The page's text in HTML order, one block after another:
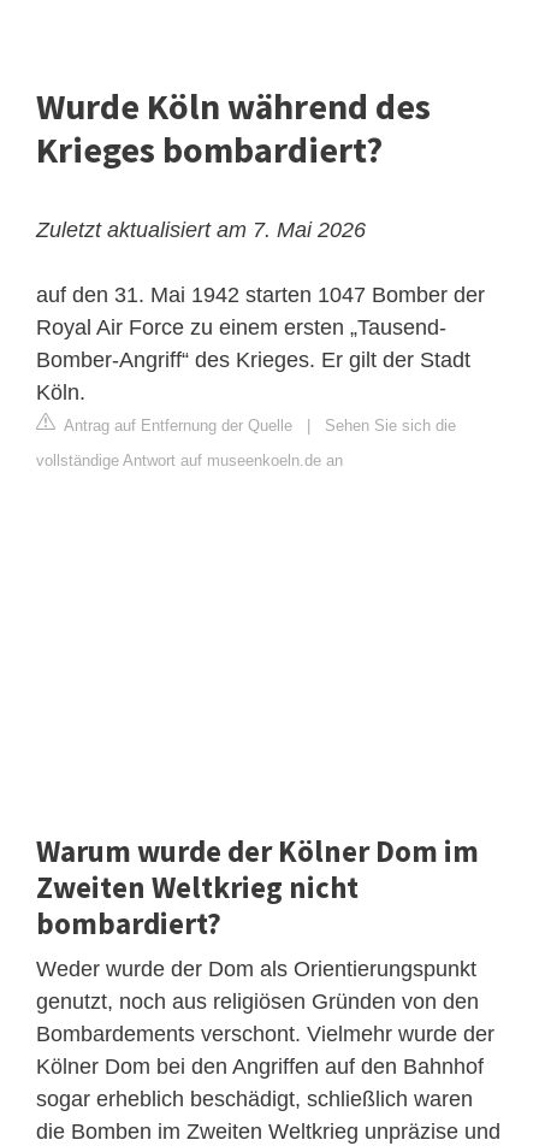
Wurde Köln während des
Krieges bombardiert?
Zuletzt aktualisiert am 7. Mai 2026
auf den 31. Mai 1942 starten 1047 Bomber der
Royal Air Force zu einem ersten „Tausend-
Bomber-Angriff“ des Krieges. Er gilt der Stadt
Köln.
Antrag auf Entfernung der Quelle
Sehen Sie sich die
vollständige Antwort auf museenkoeln.de an
Warum wurde der Kölner Dom im
Zweiten Weltkrieg nicht
bombardiert?
Weder wurde der Dom als Orientierungspunkt
genutzt, noch aus religiösen Gründen von den
Bombardements verschont. Vielmehr wurde der
Kölner Dom bei den Angriffen auf den Bahnhof
sogar erheblich beschädigt, schließlich waren
die Bomben im Zweiten Weltkrieg unpräzise und